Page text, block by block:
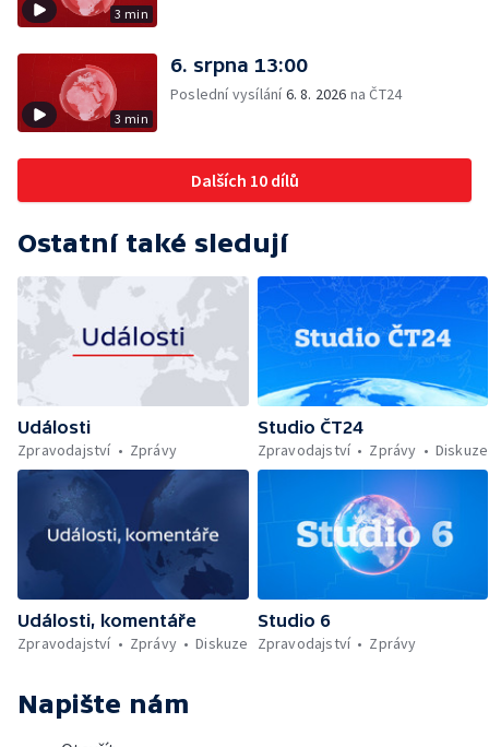
3 min
3 min
6. srpna 13:00
Poslední vysílání6. 8. 2026 na ČT24
Dalších 10 dílů
Ostatní také sledují
Události
Zpravodajství
Zprávy
Studio ČT24
Zpravodajství
Zprávy Diskuze
Události, komentáře
Zpravodajství
Zprávy Diskuze
Studio 6
Zpravodajství
Zprávy
Napište nám